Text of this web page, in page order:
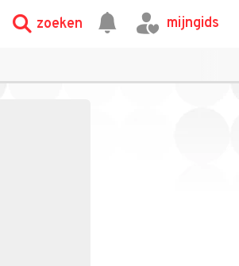
zoeken mijngids